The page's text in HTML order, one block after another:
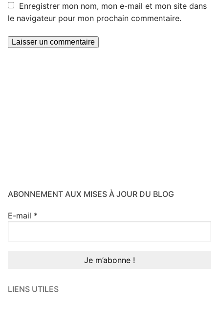
Enregistrer mon nom, mon e-mail et mon site dans
le navigateur pour mon prochain commentaire.
ABONNEMENT AUX MISES À JOUR DU BLOG
E-mail *
LIENS UTILES